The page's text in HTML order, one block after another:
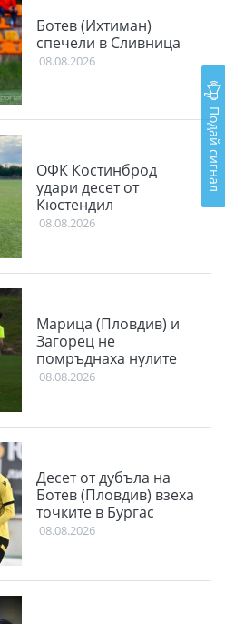
Ботев (Ихтиман)
спечели в Сливница
08.08.2026
ОФК Костинброд
удари десет от
Кюстендил
08.08.2026
Марица (Пловдив) и
Загорец не
помръднаха нулите
08.08.2026
Десет от дубъла на
Ботев (Пловдив) взеха
точките в Бургас
08.08.2026
Подай сигнал